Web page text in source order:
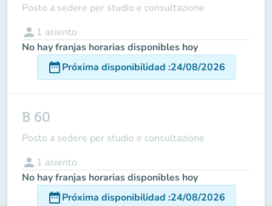
Posto a sedere per studio e consultazione
person 1 asiento
No hay franjas horarias disponibles hoy
date_rangePróxima disponibilidad :24/08/2026
B 60
Posto a sedere per studio e consultazione
person 1 asiento
No hay franjas horarias disponibles hoy
date_rangePróxima disponibilidad :24/08/2026